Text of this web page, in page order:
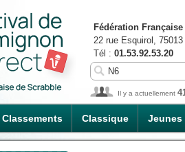
Classements Classique Jeunes
Fédération
22 rue Esquirol,
Tél : 01.53.92.53.20
Il y a actuellement